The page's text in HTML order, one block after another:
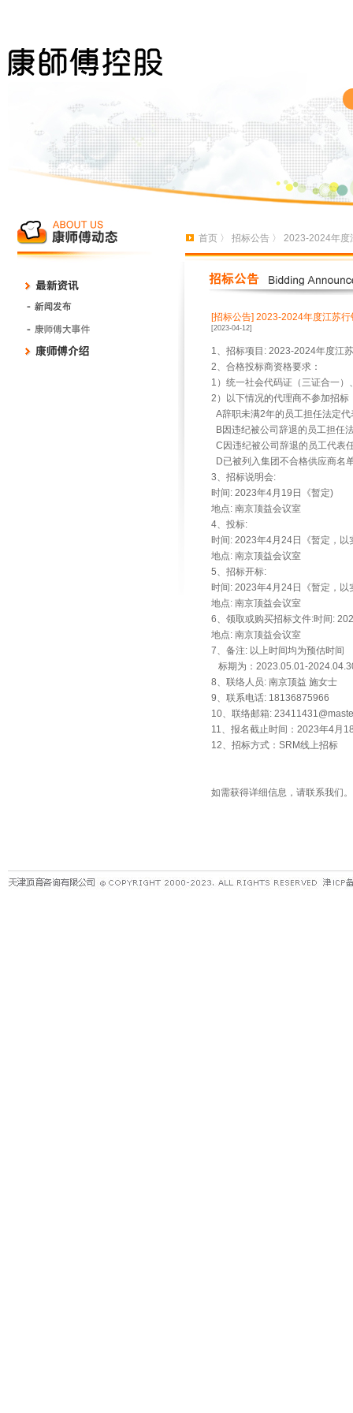
首页 〉 招标公告 〉 2023-2024年
[招标公告] 2023-2024年度江苏
[2023-04-12]
1、招标项目: 2023-2024年度江
2、合格投标商资格要求：
1）统一社会代码证（三证合一）
2）以下情况的代理商不参加招标
A辞职未满2年的员工担任法定
B因违纪被公司辞退的员工担任
C因违纪被公司辞退的员工代表
D已被列入集团不合格供应商名
3、招标说明会:
时间: 2023年4月19日《暂定)
地点: 南京顶益会议室
4、投标:
时间: 2023年4月24日《暂定，以
地点: 南京顶益会议室
5、招标开标:
时间: 2023年4月24日《暂定，以
地点: 南京顶益会议室
6、领取或购买招标文件:时间:
地点: 南京顶益会议室
7、备注: 以上时间均为预估时间
标期为：2023.05.01-
8、联络人员: 南京顶益 施女士
9、联系电话: 18136875966
10、联络邮箱:
11、报名截止时间：2023年4月
12、招标方式：SRM线上招标
如需获得详细信息，请联系我们。